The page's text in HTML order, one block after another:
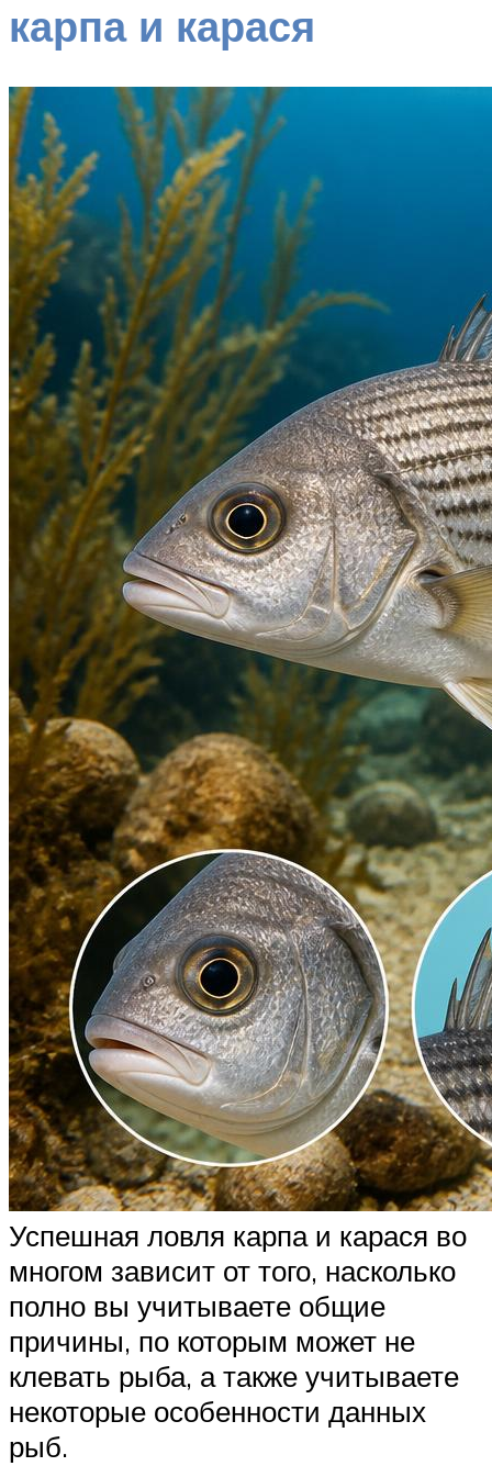
карпа и карася
Успешная ловля карпа и карася во
многом зависит от того, насколько
полно вы учитываете общие
причины, по которым может не
клевать рыба, а также учитываете
некоторые особенности данных
рыб.